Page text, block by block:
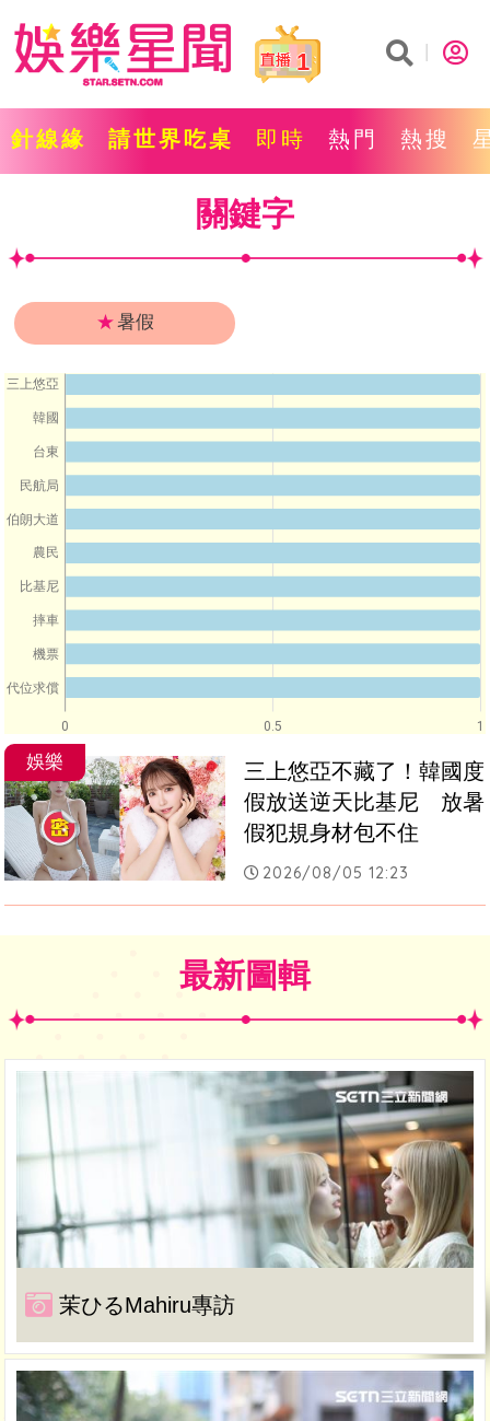
1
針線緣 請世界吃桌 即時 熱門 熱搜
關鍵字
★暑假
0 0.5 1
三上悠亞
韓國
台東
民航局
伯朗大道
農民
比基尼
摔車
機票
代位求償
娛樂
三上悠亞不藏了！韓國度
假放送逆天比基尼　放暑
假犯規身材包不住
2026/08/05 12:23
最新圖輯
茉ひるMahiru專訪